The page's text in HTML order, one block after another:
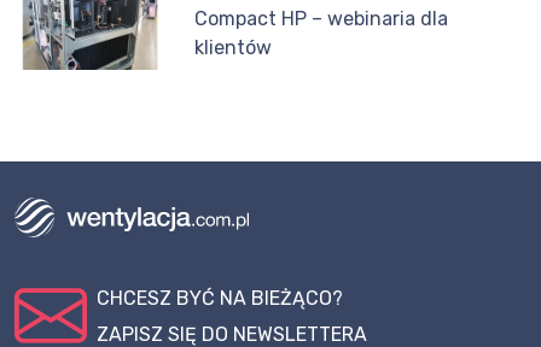
Compact HP – webinaria dla
klientów
CHCESZ BYĆ NA BIEŻĄCO?
ZAPISZ SIĘ DO NEWSLETTERA